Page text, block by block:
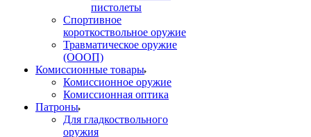
пистолеты
Спортивное
короткоствольное оружие
Травматическое оружие
(ОООП)
Комиссионные товары
Комиссионное оружие
Комиссионная оптика
Патроны
Для гладкоствольного
оружия